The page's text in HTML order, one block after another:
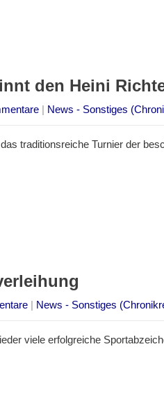
den Heini
| News - Sonstiges
traditionsreiche Turnier der
| News - Sonstiges
viele erfolgreiche